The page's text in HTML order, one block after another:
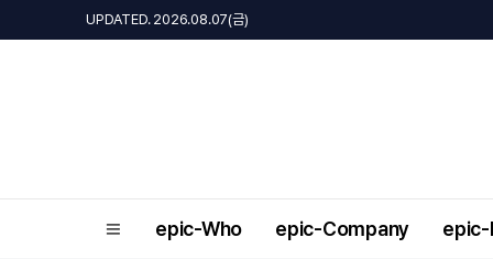
UPDATED. 2026.08.07(금)
epic-Who epic-Company